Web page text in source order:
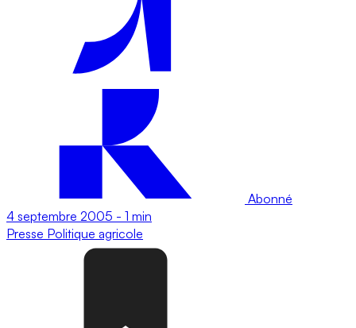
Abonné
4 septembre 2005 - 1 min
Presse Politique agricole